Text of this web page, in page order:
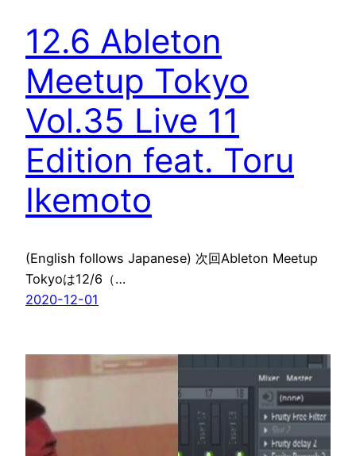
12.6 Ableton
Meetup Tokyo
Vol.35 Live 11
Edition feat. Toru
Ikemoto
(English follows Japanese) 次回Ableton Meetup
Tokyoは12/6（…
2020-12-01